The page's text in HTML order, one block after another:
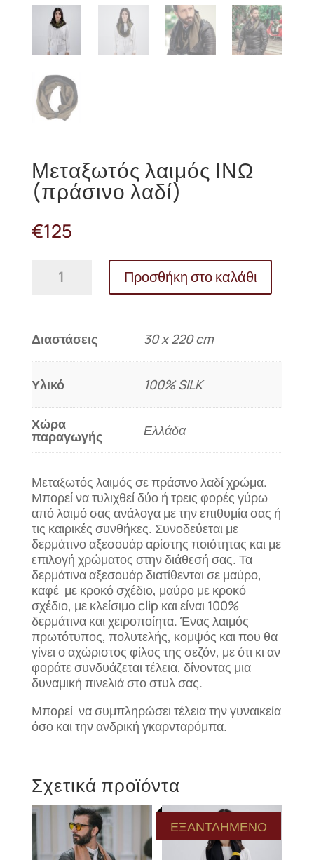
Μεταξωτός λαιμός ΙΝΩ
(πράσινο λαδί)
€125
λαιμός
(πράσινο
ποσότητα
Προσθήκη στο καλάθι
Διαστάσεις 30 x 220 cm
Υλικό 100% SILK
Χώρα
παραγωγής Ελλάδα
Μεταξωτός λαιμός σε πράσινο λαδί χρώμα.
Μπορεί να τυλιχθεί δύο ή τρεις φορές γύρω
από λαιμό σας ανάλογα με την επιθυμία σας ή
τις καιρικές συνθήκες. Συνοδεύεται με
δερμάτινο αξεσουάρ αρίστης ποιότητας και με
επιλογή χρώματος στην διάθεσή σας. Τα
δερμάτινα αξεσουάρ διατίθενται σε μαύρο,
καφέ με κροκό σχέδιο, μαύρο με κροκό
σχέδιο, με κλείσιμο clip και είναι 100%
δερμάτινα και χειροποίητα. Ένας λαιμός
πρωτότυπος, πολυτελής, κομψός και που θα
γίνει ο αχώριστος φίλος της σεζόν, με ότι κι αν
φοράτε συνδυάζεται τέλεια, δίνοντας μια
δυναμική πινελιά στο στυλ σας.
Μπορεί να συμπληρώσει τέλεια την γυναικεία
όσο και την ανδρική γκαρνταρόμπα.
Σχετικά προϊόντα
ΕΞΑΝΤΛΗΜΕΝΟ